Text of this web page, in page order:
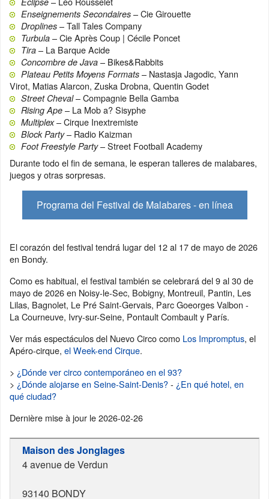
Enseignements Secondaires – Cie Girouette
Droplines – Tall Tales Company
Turbula – Cie Après Coup | Cécile Poncet
Tira – La Barque Acide
Concombre de Java – Bikes&Rabbits
Plateau Petits Moyens Formats – Nastasja Jagodic, Yann
Virot, Matias Alarcon, Zuska Drobna, Quentin Godet
Street Cheval– Compagnie Bella Gamba
Rising Ape – La Mob a? Sisyphe
Multiplex– Cirque Inextremiste
Block Party– Radio Kaizman
Foot Freestyle Party– Street Football Academy
Durante todo el fin de semana, le esperan talleres de malabares,
juegos y otras sorpresas.
Programa del Festival de Malabares - en línea
El corazón del festival tendrá lugar del 12 al 17 de mayo de 2026
en Bondy.
Como es habitual, el festival también se celebrará del 9 al 30 de
mayo de 2026 en Noisy-le-Sec, Bobigny, Montreuil, Pantin, Les
Lilas, Bagnolet, Le Pré Saint-Gervais, Parc Goeorges Valbon -
La Courneuve, Ivry-sur-Seine, Pontault Combault y París.
Ver más espectáculos del Nuevo Circo como Los Impromptus, el
Apéro-cirque, el Week-end Cirque.
> ¿Dónde ver circo contemporáneo en el 93?
> ¿Dónde alojarse en Seine-Saint-Denis?- ¿En qué hotel, en
qué ciudad?
Dernière mise à jour le2026-02-26
Maison des Jonglages
4 avenue de Verdun
93140 BONDY